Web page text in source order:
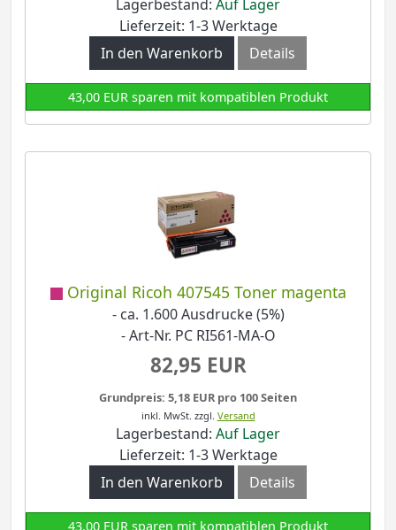
Lagerbestand: Auf Lager
Lieferzeit: 1-3 Werktage
In den Warenkorb
Details
43,00 EUR sparen mit kompatiblen Produkt
Original Ricoh 407545 Toner magenta
- ca. 1.600 Ausdrucke (5%)
- Art-Nr. PC RI561-MA-O
82,95 EUR
Grundpreis: 5,18 EUR pro 100 Seiten
inkl. MwSt. zzgl. Versand
Lagerbestand: Auf Lager
Lieferzeit: 1-3 Werktage
In den Warenkorb
Details
43,00 EUR sparen mit kompatiblen Produkt